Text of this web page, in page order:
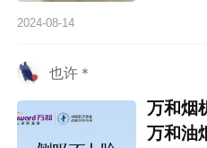
烟机和
2024-08-14
也许＊
万和烟
万和油